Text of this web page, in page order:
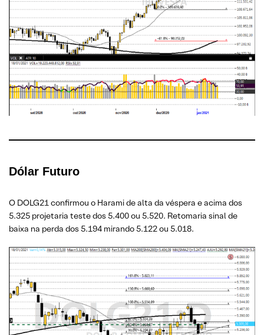
Dólar Futuro
O DOLG21 confirmou o Harami de alta da véspera e acima dos
5.325 projetaria teste dos 5.400 ou 5.520. Retomaria sinal de
baixa na perda dos 5.194 mirando 5.122 ou 5.018.